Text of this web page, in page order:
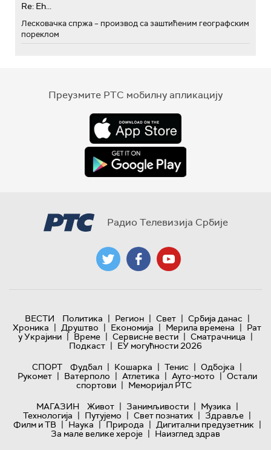
Re: Eh...
Лесковачка спржа – производ са заштићеним географским
пореклом
Преузмите РТС мобилну апликацију
Радио Телевизија Србије
ВЕСТИ Политика | Регион | Свет | Србија данас |
Хроника | Друштво | Економија | Мерила времена | Рат
у Украјини | Време | Сервисне вести | Сматрачница |
Подкаст | ЕУ могућности 2026
СПОРТ
Фудбал | Кошарка | Тенис | Одбојка |
Рукомет | Ватерполо | Атлетика | Ауто-мото | Остали
спортови | Меморијал РТС
МАГАЗИН
Живот | Занимљивости | Музика |
Технологијa | Путујемо | Свет познатих | Здравље |
Филм и ТВ | Наука | Природа | Дигитални предузетник |
За мале велике хероје | Наизглед здрав